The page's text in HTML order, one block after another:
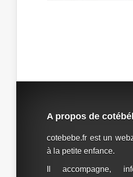
A propos de
cotebebe.fr est un
à la petite enfance.
Il accompagne,